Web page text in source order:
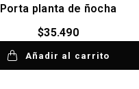
Porta planta de ñocha
$35.490
Añadir al carrito